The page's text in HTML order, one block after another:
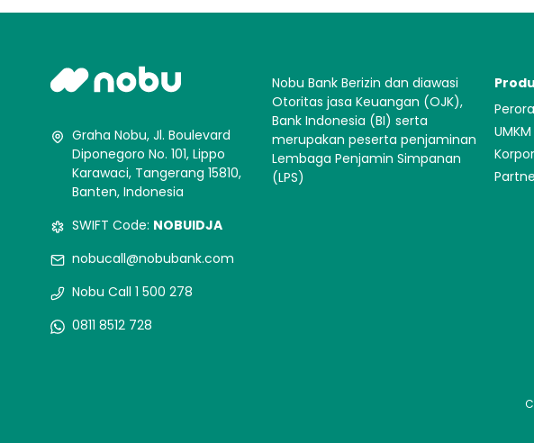
Graha Nobu, Jl. Boulevard
Diponegoro No. 101, Lippo
Karawaci, Tangerang 15810,
Banten, Indonesia
SWIFT Code: NOBUIDJA
nobucall@nobubank.com
Nobu Call 1 500 278
0811 8512 728
Nobu Bank Berizin dan diawasi
Otoritas jasa Keuangan (OJK),
Bank Indonesia (BI) serta
merupakan peserta penjaminan
Lembaga Penjamin Simpanan
(LPS)
UMKM